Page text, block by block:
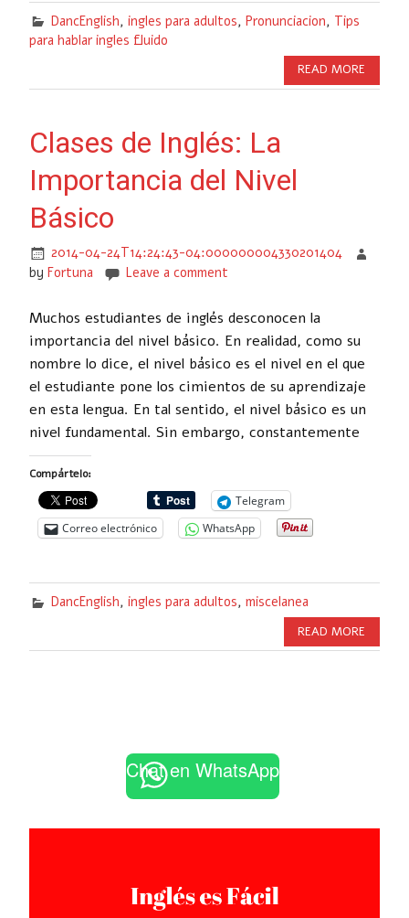
DancEnglish, ingles para adultos, Pronunciacion, Tips
para hablar ingles fluido
READ MORE
Clases de Inglés: La
Importancia del Nivel
Básico
2014-04-24T14:24:43-04:000000004330201404
by Fortuna Leave a comment
Muchos estudiantes de inglés desconocen la
importancia del nivel básico. En realidad, como su
nombre lo dice, el nivel básico es el nivel en el que
el estudiante pone los cimientos de su aprendizaje
en esta lengua. En tal sentido, el nivel básico es un
nivel fundamental. Sin embargo, constantemente
Compártelo:
Telegram
Correo electrónico
WhatsApp
DancEnglish, ingles para adultos, miscelanea
READ MORE
Chat en WhatsApp